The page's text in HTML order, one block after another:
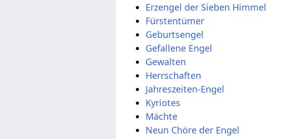
Erzengel der Sieben Himmel
Fürstentümer
Geburtsengel
Gefallene Engel
Gewalten
Herrschaften
Jahreszeiten-Engel
Kyriotes
Mächte
Neun Chöre der Engel